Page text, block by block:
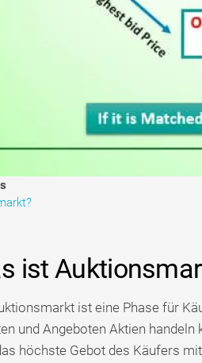
ist
ist eine Phase für
und Angeboten Aktien
höchste Gebot des Käufers